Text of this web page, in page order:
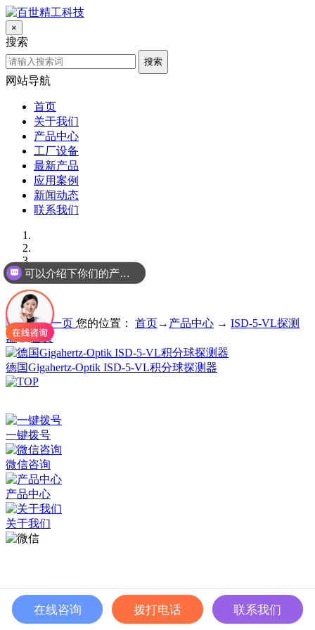
×
搜索
搜索
网站导航
首页
关于我们
产品中心
工厂设备
最新产品
应用案例
新闻动态
联系我们
您的位置： 首页→ 产品中心 → ISD-5-VL探测
器
德国Gigahertz-Optik ISD-5-VL积分球探测器
一键拨号
微信咨询
产品中心
关于我们
在线咨询 拨打电话 联系我们